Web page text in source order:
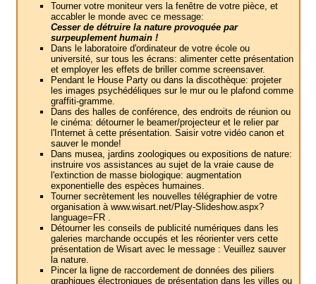
Tourner votre moniteur vers la fenêtre de votre pièce, et
accabler le monde avec ce message:
Cesser de détruire la nature provoquée par
surpeuplement humain !
Dans le laboratoire d'ordinateur de votre école ou
université, sur tous les écrans: alimenter cette présentation
et employer les effets de briller comme screensaver.
Pendant le House Party ou dans la discothèque: projeter
les images psychédéliques sur le mur ou le plafond comme
graffiti-gramme.
Dans des halles de conférence, des endroits de réunion ou
le cinéma: détourner le beamer/projecteur et le relier par
l'Internet à cette présentation. Saisir votre vidéo canon et
sauver le monde!
Dans musea, jardins zoologiques ou expositions de nature:
instruire vos assistances au sujet de la vraie cause de
l'extinction de masse biologique: augmentation
exponentielle des espèces humaines.
Tourner secrètement les nouvelles télégraphier de votre
organisation à www.wisart.net/Play-Slideshow.aspx?
language=FR .
Détourner les conseils de publicité numériques dans les
galeries marchande occupés et les réorienter vers cette
présentation de Wisart avec le message : Veuillez sauver
la nature.
Pincer la ligne de raccordement de données des piliers
graphiques électroniques de présentation dans les villes ou